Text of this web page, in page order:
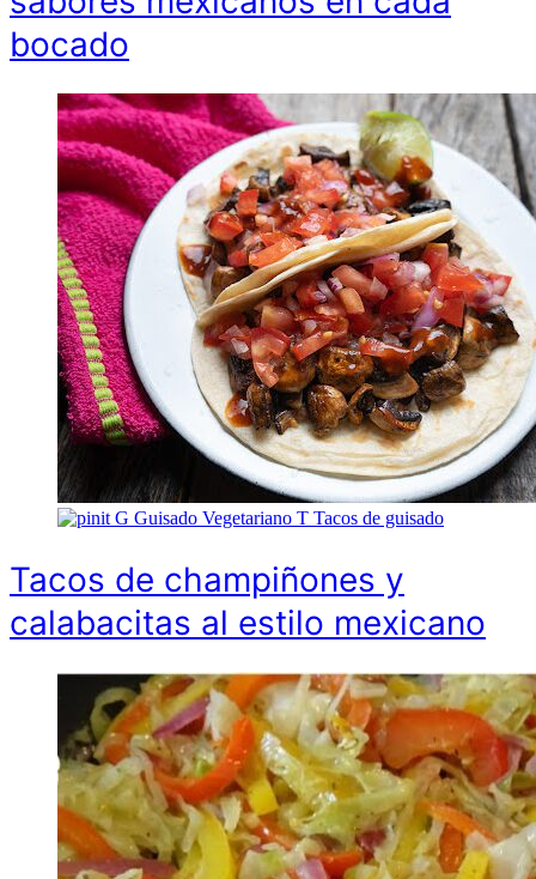
bocado
G Guisado Vegetariano T Tacos de guisado
Tacos de champiñones y
calabacitas al estilo mexicano